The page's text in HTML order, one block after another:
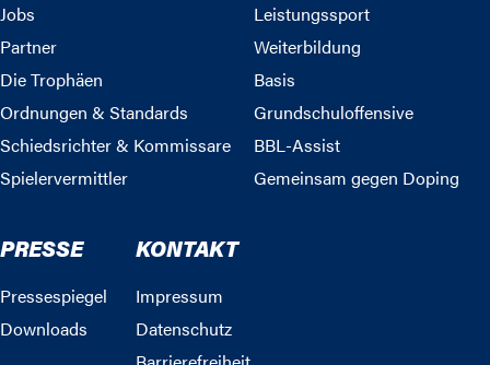
Jobs
Partner
Die Trophäen
Ordnungen & Standards
Schiedsrichter & Kommissare
Spielervermittler
Leistungssport
Weiterbildung
Basis
Grundschuloffensive
BBL-Assist
Gemeinsam gegen Doping
PRESSE
Pressespiegel
Downloads
KONTAKT
Impressum
Datenschutz